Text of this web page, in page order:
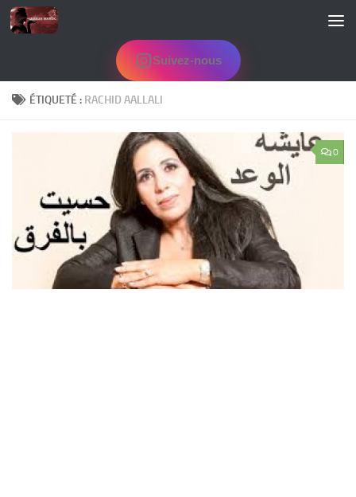
Skip to content
Suivez-nous
ÉTIQUETÉ : RACHID AALLALI
0